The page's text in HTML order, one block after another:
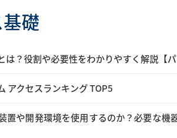
礎
は？役割や必要性をわかりやすく解説【
アクセスランキング TOP5
置や開発環境を使用するのか？必要な機